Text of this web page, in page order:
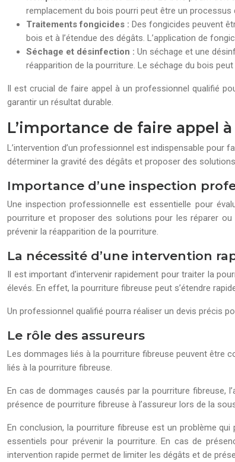
remplacement du bois pourri peut être un processus
Traitements fongicides : Des fongicides peuvent
bois et à l’étendue des dégâts. L’application de
Séchage et désinfection : Un séchage et une
réapparition de la pourriture. Le séchage du bois
Il est crucial de faire appel à un professionnel qualifié
garantir un résultat durable.
L’importance de faire appel
L’intervention d’un professionnel est indispensable
déterminer la gravité des dégâts et proposer des
Importance d’une inspection
Une inspection professionnelle est essentielle pour
pourriture et proposer des solutions pour les réparer ou
prévenir la réapparition de la pourriture.
La nécessité d’une intervention
Il est important d’intervenir rapidement pour traiter la
élevés. En effet, la pourriture fibreuse peut s’étendre
Un professionnel qualifié pourra réaliser un devis précis
Le rôle des assureurs
Les dommages liés à la pourriture fibreuse peuvent être
liés à la pourriture fibreuse.
En cas de dommages causés par la pourriture fibreuse,
présence de pourriture fibreuse à l’assureur lors de la
En conclusion, la pourriture fibreuse est un problème
essentiels pour prévenir la pourriture. En cas de
intervention rapide permet de limiter les dégâts et de